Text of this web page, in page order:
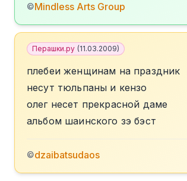
©Mindless Arts Group
Перашки.ру (11.03.2009)
плебеи женщинам на праздник
несут тюльпаны и кензо
олег несет прекрасной даме
альбом шаинского зэ бэст
©dzaibatsudaos